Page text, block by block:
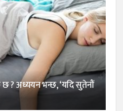
? अध्ययन भन्छ, ‘यदि सुतेनौं